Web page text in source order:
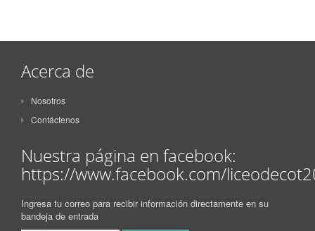
Acerca de
Nosotros
Contáctenos
Nuestra página en facebook:
https://www.facebook.com/
Ingresa tu correo para recibir información directamente en su
bandeja de entrada